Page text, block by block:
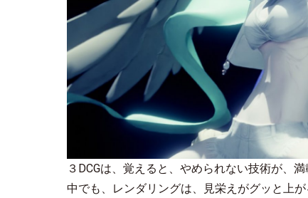
３DCGは、覚えると、やめられない技術が、満
中でも、レンダリングは、見栄えがグッと上